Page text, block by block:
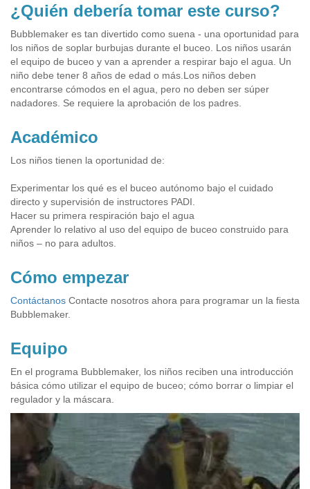
¿Quién debería tomar este curso?
Bubblemaker es tan divertido como suena - una oportunidad para
los niños de soplar burbujas durante el buceo. Los niños usarán
el equipo de buceo y van a aprender a respirar bajo el agua. Un
niño debe tener 8 años de edad o más.Los niños deben
encontrarse cómodos en el agua, pero no deben ser súper
nadadores. Se requiere la aprobación de los padres.
Académico
Los niños tienen la oportunidad de:
Experimentar los qué es el buceo autónomo bajo el cuidado
directo y supervisión de instructores PADI.
Hacer su primera respiración bajo el agua
Aprender lo relativo al uso del equipo de buceo construido para
niños – no para adultos.
Cómo empezar
Contáctanos Contacte nosotros ahora para programar un la fiesta
Bubblemaker.
Equipo
En el programa Bubblemaker, los niños reciben una introducción
básica cómo utilizar el equipo de buceo; cómo borrar o limpiar el
regulador y la máscara.